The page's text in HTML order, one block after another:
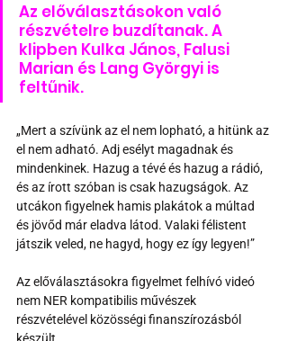
Az előválasztásokon való
részvételre buzdítanak. A
klipben Kulka János, Falusi
Marian és Lang Györgyi is
feltűnik.
„Mert a szívünk az el nem lopható, a hitünk az
el nem adható. Adj esélyt magadnak és
mindenkinek. Hazug a tévé és hazug a rádió,
és az írott szóban is csak hazugságok. Az
utcákon figyelnek hamis plakátok a múltad
és jövőd már eladva látod. Valaki félistent
játszik veled, ne hagyd, hogy ez így legyen!”
Az előválasztásokra figyelmet felhívó videó
nem NER kompatibilis művészek
részvételével közösségi finanszírozásból